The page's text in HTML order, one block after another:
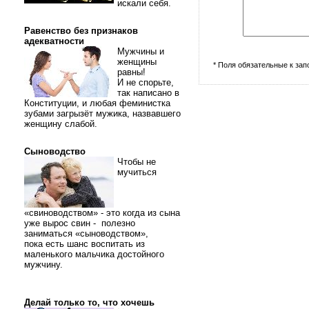
искали себя.
Равенство без признаков
адекватности
Мужчины и
женщины
равны!
И не спорьте,
так написано в
Конституции, и любая феминистка
зубами загрызёт мужика, назвавшего
женщину слабой.
Сыноводство
Чтобы не
мучиться
«свиноводством» - это когда из сына
уже вырос свин - полезно
заниматься «сыноводством»,
пока есть шанс воспитать из
маленького мальчика достойного
мужчину.
Делай только то, что хочешь
* Поля обязательные к